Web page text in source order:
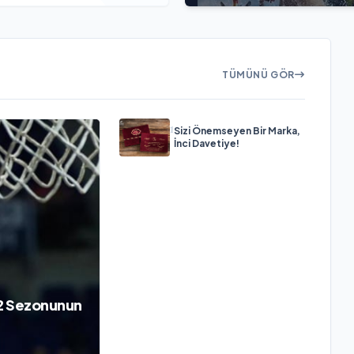
TÜMÜNÜ GÖR
Sezonunun
1Sizi Önemseyen Bir Marka,
İnci Davetiye!